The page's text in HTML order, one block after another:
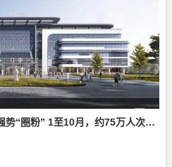
永州市中医医院强势“圈粉” 1至10月，约75万人次接受该院中医特色护理治疗